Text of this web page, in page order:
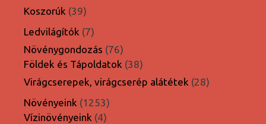
Koszorúk 3939
termék
Ledvilágítók 77
termék
Növénygondozás 7676
termék
Földek és Tápoldatok 3838
termék
Virágcserepek, virágcserép alátétek 2828
Növényeink 12531253
termék
Vízinövényeink 44